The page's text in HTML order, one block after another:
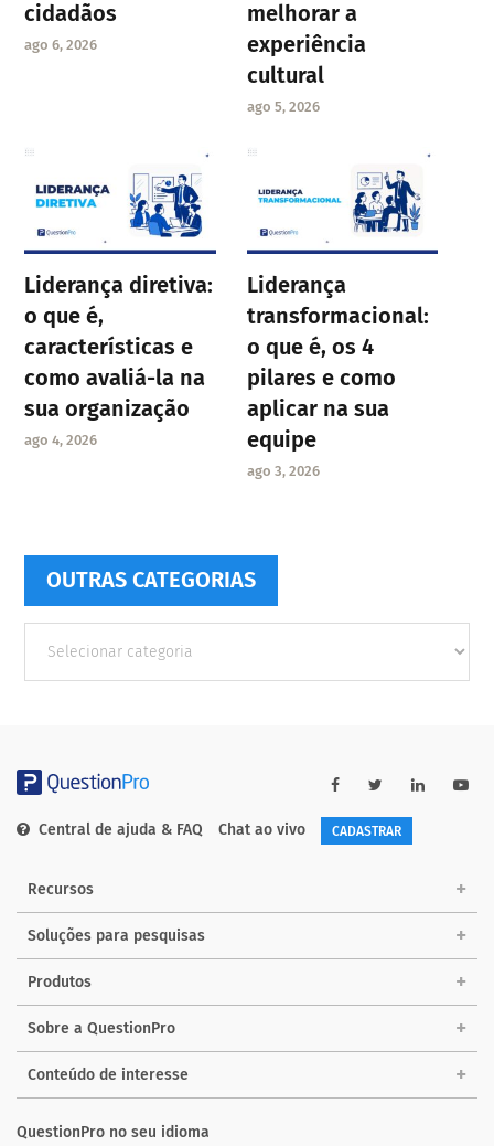
cidadãos
ago 6, 2026
melhorar a
experiência
cultural
ago 5, 2026
Liderança diretiva:
o que é,
características e
como avaliá-la na
sua organização
ago 4, 2026
Liderança
transformacional:
o que é, os 4
pilares e como
aplicar na sua
equipe
ago 3, 2026
OUTRAS CATEGORIAS
Categorias
Central de ajuda & FAQ Chat ao vivo CADASTRAR
Recursos
Soluções para pesquisas
Produtos
Sobre a QuestionPro
Conteúdo de interesse
QuestionPro no seu idioma